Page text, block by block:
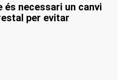
és necessari un canvi
per evitar